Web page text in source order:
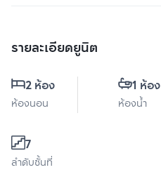
รายละเอียดยูนิต
2 ห้อง
ห้องนอน
1 ห้อง
ห้องน้ำ
7
ลำดับชั้นที่